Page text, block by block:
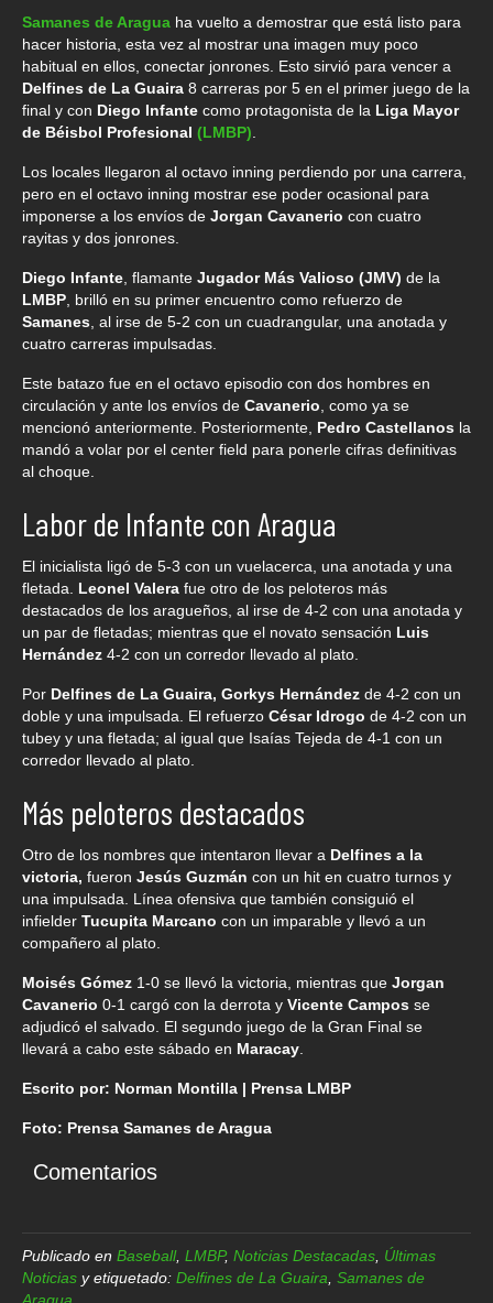
Samanes de Aragua ha vuelto a demostrar que está listo para
hacer historia, esta vez al mostrar una imagen muy poco
habitual en ellos, conectar jonrones. Esto sirvió para vencer a
Delfines de La Guaira 8 carreras por 5 en el primer juego de la
final y con Diego Infante como protagonista de la Liga Mayor
de Béisbol Profesional (LMBP)
Los locales llegaron al octavo inning perdiendo por una carrera,
pero en el octavo inning mostrar ese poder ocasional para
imponerse a los envíos de Jorgan Cavanerio con cuatro
rayitas y dos jonrones.
Diego Infante , flamante Jugador Más Valioso (JMV) de la
LMBP , brilló en su primer encuentro como refuerzo de
Samanes , al irse de 5-2 con un cuadrangular, una anotada y
cuatro carreras impulsadas.
Este batazo fue en el octavo episodio con dos hombres en
circulación y ante los envíos de Cavanerio , como ya se
mencionó anteriormente. Posteriormente, Pedro Castellanos la
mandó a volar por el center field para ponerle cifras definitivas
al choque.
Labor de Infante con Aragua
El inicialista ligó de 5-3 con un vuelacerca, una anotada y una
fletada.
Leonel Valera fue otro de los peloteros más
destacados de los aragueños, al irse de 4-2 con una anotada y
un par de fletadas; mientras que el novato sensación Luis
Hernández 4-2 con un corredor llevado al plato.
Por Delfines de La Guaira, Gorkys Hernández de 4-2 con un
doble y una impulsada. El refuerzo César Idrogo de 4-2 con un
tubey y una fletada; al igual que Isaías Tejeda de 4-1 con un
corredor llevado al plato.
Más peloteros destacados
Otro de los nombres que intentaron llevar a Delfines a la
victoria, fueron Jesús Guzmán con un hit en cuatro turnos y
una impulsada. Línea ofensiva que también consiguió el
infielder Tucupita Marcano con un imparable y llevó a un
compañero al plato.
Moisés Gómez 1-0 se llevó la victoria, mientras que Jorgan
Cavanerio 0-1 cargó con la derrota y Vicente Campos se
adjudicó el salvado. El segundo juego de la Gran Final se
llevará a cabo este sábado en Maracay
Escrito por: Norman Montilla | Prensa LMBP
Foto: Prensa Samanes de Aragua
Comentarios
Publicado en Baseball, LMBP, Noticias Destacadas Últimas
Noticias y etiquetado: Delfines de La Guaira Samanes de
Aragua